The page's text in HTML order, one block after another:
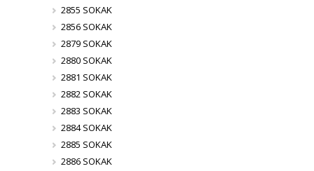
2855 SOKAK
2856 SOKAK
2879 SOKAK
2880 SOKAK
2881 SOKAK
2882 SOKAK
2883 SOKAK
2884 SOKAK
2885 SOKAK
2886 SOKAK